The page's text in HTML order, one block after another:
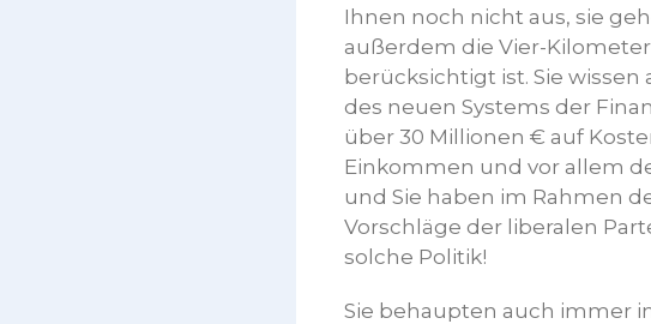
Ihnen noch nicht aus, sie
außerdem die Vier-
berücksichtigt ist. Sie
des neuen Systems der
über 30 Millionen € auf
Einkommen und vor allem
und Sie haben im Rahmen
Vorschläge der liberalen
solche Politik!
Sie behaupten auch immer